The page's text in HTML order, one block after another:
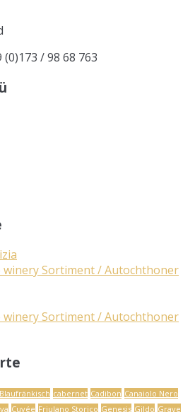
/ 98 68 763
winery Sortiment / Autochthoner
winery Sortiment / Autochthoner
Blaufränkisch cabernet Cadibon Canaiolo Nero
Cuvée Friulano Storico Genesis Gildo Grave